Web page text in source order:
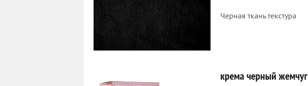
Черная ткань текстура
крема черный жемчуг